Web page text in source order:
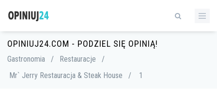
OPINIUJ24.COM - PODZIEL SIĘ OPINIĄ!
Gastronomia / Restauracje
/
Mr` Jerry Restauracja & Steak House
/ 1